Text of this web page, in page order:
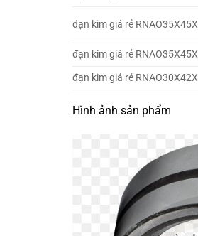
đạn kim giá rẻ
đạn kim giá rẻ
đạn kim giá rẻ
Hình ảnh sản phẩm